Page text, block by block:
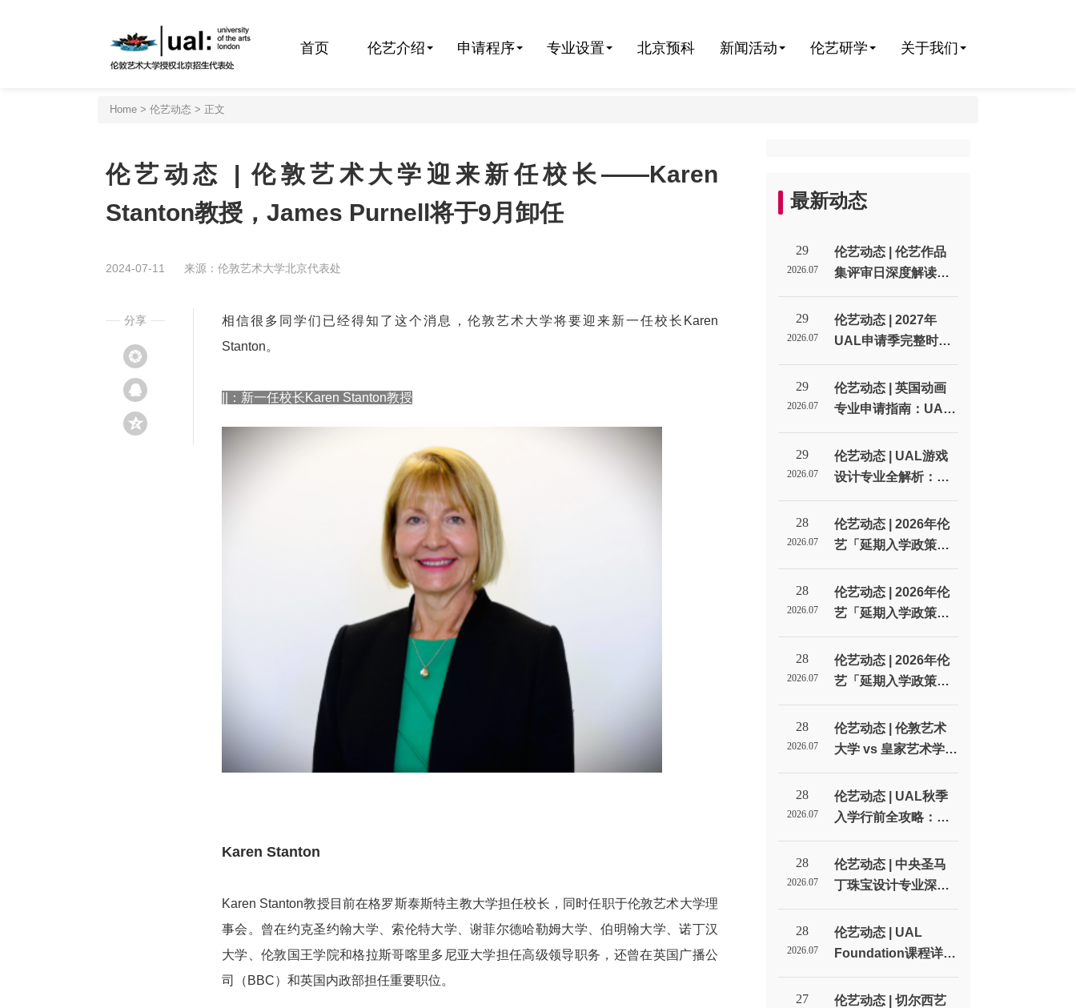
首页 伦艺介绍 申请程序 专业设置 北京预科 新闻活动 伦艺研学 关于我们
Home > 伦艺动态 > 正文
伦艺动态 | 伦敦艺术大学迎来新任校长——Karen
Stanton教授，James Purnell将于9月卸任
2024-07-11 来源：伦敦艺术大学北京代表处
相信很多同学们已经得知了这个消息，伦敦艺术大学将要迎来新一任校长Karen
Stanton。
||：新一任校长Karen Stanton教授
Karen Stanton
Karen Stanton教授目前在格罗斯泰斯特主教大学担任校长，同时任职于伦敦艺术大学理
事会。曾在约克圣约翰大学、索伦特大学、谢菲尔德哈勒姆大学、伯明翰大学、诺丁汉
大学、伦敦国王学院和格拉斯哥喀里多尼亚大学担任高级领导职务，还曾在英国广播公
司（BBC）和英国内政部担任重要职位。
分享
最新动态
29
2026.07
伦艺动态 | 伦艺作品
集评审日深度解读：
招生官到底在作品集
里找什么？_伦敦艺术
大学北京招生代表处
29
2026.07
伦艺动态 | 2027年
UAL申请季完整时间
线：从选校到拿Offer
的每一步_伦敦艺术大
学北京招生代表处
29
2026.07
伦艺动态 | 英国动画
专业申请指南：UAL
动画方向的四种选择_
伦敦艺术大学北京招
生代表处
29
2026.07
伦艺动态 | UAL游戏
设计专业全解析：从
LCC到CSM，游戏设
计到底学什么？_伦敦
艺术大学北京招生代
28
2026.07
伦艺动态 | 2026年伦
艺「延期入学政策」
全解析！
28
2026.07
伦艺动态 | 2026年伦
艺「延期入学政策」
全解析！
28
2026.07
伦艺动态 | 2026年伦
艺「延期入学政策」
全解析！
28
2026.07
伦艺动态 | 伦敦艺术
大学 vs 皇家艺术学
院：英国两大艺术名
校全方位对比_伦敦艺
术大学北京招生代表
28
2026.07
伦艺动态 | UAL秋季
入学行前全攻略：签
证、住宿和开学准备
清单_伦敦艺术大学北
京招生代表处
28
2026.07
伦艺动态 | 中央圣马
丁珠宝设计专业深度
解读：不只是做首饰_
伦敦艺术大学北京招
生代表处
28
2026.07
伦艺动态 | UAL
Foundation课程详
解：预科到底学什
么？值不值得读？_伦
27
伦艺动态 | 切尔西艺